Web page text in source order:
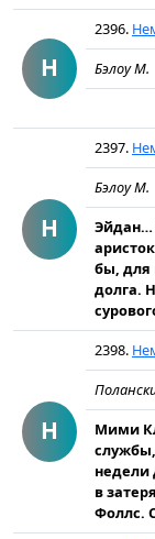
Н
2396.
Бэлоу М.
Н
2397.
Бэлоу М.
Эйдан…
бы, для
долга.
Н
2398.
Мими
недели
в
Фоллс.